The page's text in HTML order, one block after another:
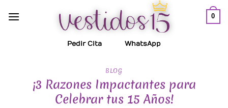
0
Pedir Cita WhatsApp
BLOG
¡3 Razones Impactantes para
Celebrar tus 15 Años!